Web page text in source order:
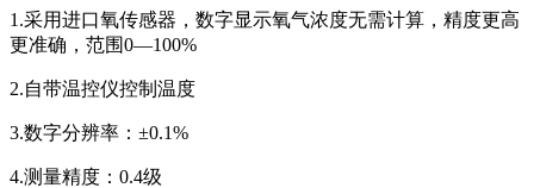
1.采用进口氧传感器，数字显示氧气浓度无需计算，精度更高
更准确，范围0—100%
2.自带温控仪控制温度
3.数字分辨率：±0.1%
4.测量精度：0.4级